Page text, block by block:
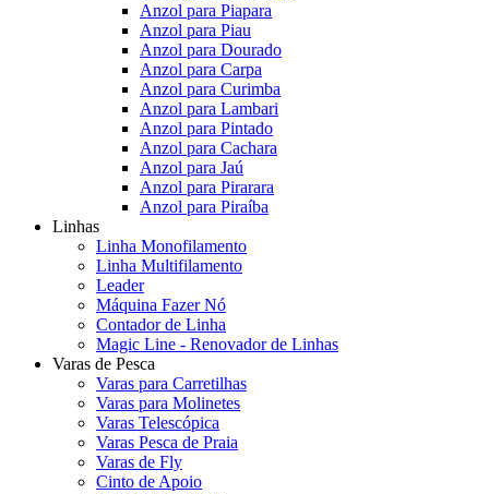
Anzol para Piapara
Anzol para Piau
Anzol para Dourado
Anzol para Carpa
Anzol para Curimba
Anzol para Lambari
Anzol para Pintado
Anzol para Cachara
Anzol para Jaú
Anzol para Pirarara
Anzol para Piraíba
Linhas
Linha Monofilamento
Linha Multifilamento
Leader
Máquina Fazer Nó
Contador de Linha
Magic Line - Renovador de Linhas
Varas de Pesca
Varas para Carretilhas
Varas para Molinetes
Varas Telescópica
Varas Pesca de Praia
Varas de Fly
Cinto de Apoio